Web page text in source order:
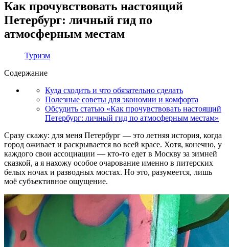
Как прочувствовать настоящий
Петербург: личный гид по
атмосферным местам
Туризм
Содержание
Куда сходить и что обязательно сделать
Полезные советы для экономии и комфорта
Обсудить статью «Как прочувствовать настоящий
Петербург: личный гид по атмосферным местам»
Сразу скажу: для меня Петербург — это летняя история, когда
город оживает и раскрывается во всей красе. Хотя, конечно, у
каждого свои ассоциации — кто-то едет в Москву за зимней
сказкой, а я нахожу особое очарование именно в питерских
белых ночах и разводных мостах. Но это, разумеется, лишь
моё субъективное ощущение.